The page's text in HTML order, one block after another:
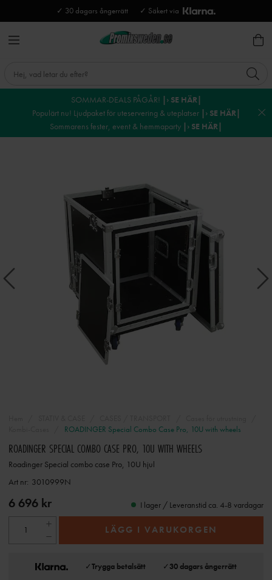
✓ 30 dagars ångerrätt ✓ Säkert via
SOMMAR-DEALS PÅGÅR! |› SE HÄR|
Populärt nu! Ljudpaket för uteservering & uteplatser |› SE HÄR|
Sommarens fester, event & hemmaparty |› SE HÄR|
ROADINGER Special Combo Case Pro, 10U with wheels
ROADINGER SPECIAL COMBO CASE PRO, 10U WITH WHEELS
Roadinger Special combo case Pro, 10U hjul
Art nr: 3010999N
6 696 kr I lager / Leveranstid ca. 4-8 vardagar
LÄGG I VARUKORGEN
✓Trygga betalsätt ✓30 dagars ångerrätt